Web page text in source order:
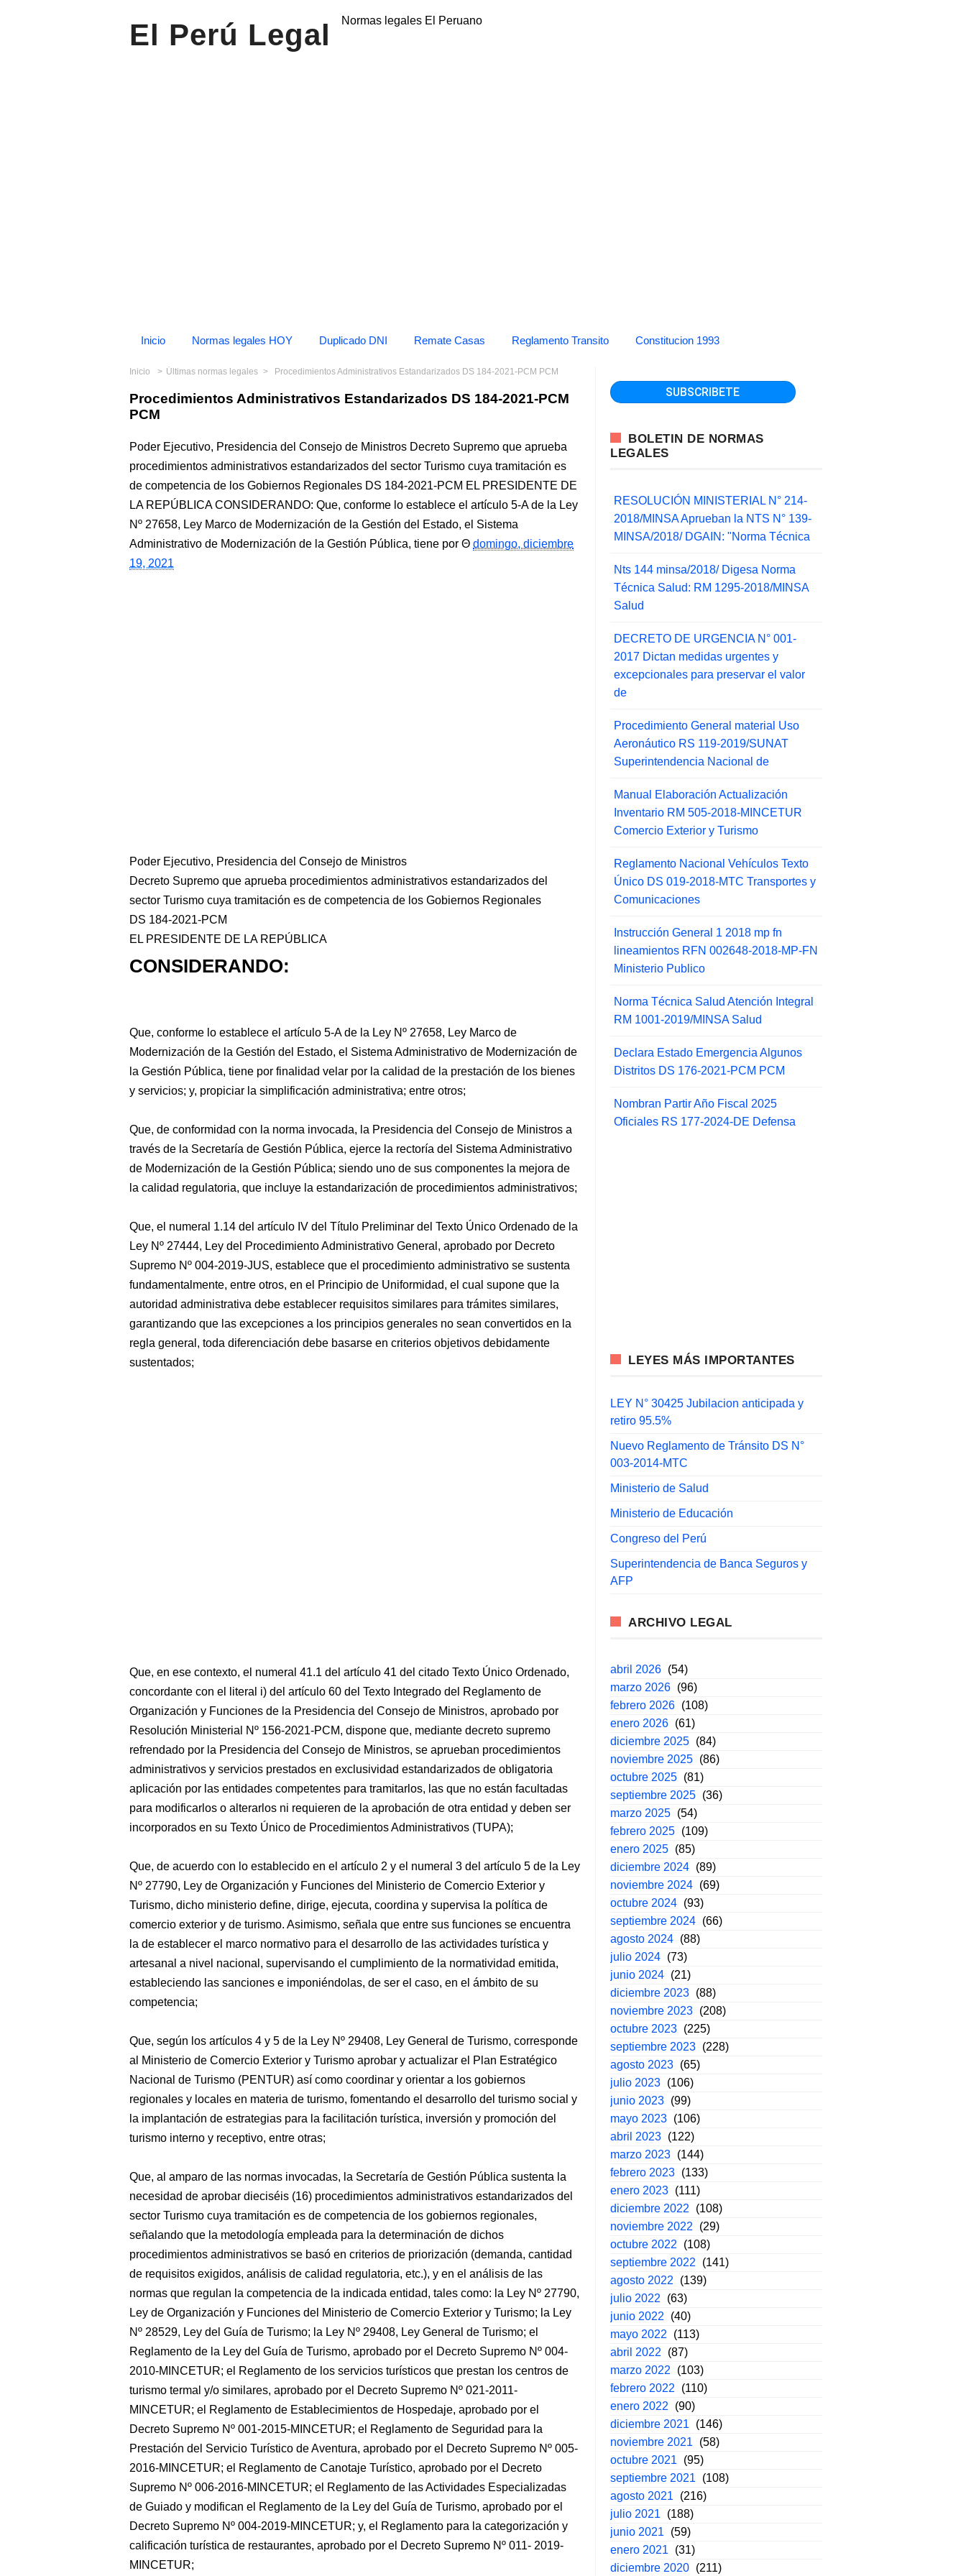
El Perú Legal Normas legales El Peruano
Inicio Normas legales HOY Duplicado DNI Remate Casas Reglamento Transito Constitucion 1993
Inicio Últimas normas legales Procedimientos Administrativos Estandarizados DS 184-2021-PCM PCM
Procedimientos Administrativos Estandarizados DS 184-2021-PCM
PCM
Poder Ejecutivo, Presidencia del Consejo de Ministros Decreto Supremo que aprueba
procedimientos administrativos estandarizados del sector Turismo cuya tramitación es
de competencia de los Gobiernos Regionales DS 184-2021-PCM EL PRESIDENTE DE
LA REPÚBLICA CONSIDERANDO: Que, conforme lo establece el artículo 5-A de la Ley
Nº 27658, Ley Marco de Modernización de la Gestión del Estado, el Sistema
Administrativo de Modernización de la Gestión Pública, tiene por
domingo, diciembre
19, 2021
Poder Ejecutivo, Presidencia del Consejo de Ministros
Decreto Supremo que aprueba procedimientos administrativos estandarizados del
sector Turismo cuya tramitación es de competencia de los Gobiernos Regionales
DS 184-2021-PCM
EL PRESIDENTE DE LA REPÚBLICA
CONSIDERANDO:
Que, conforme lo establece el artículo 5-A de la Ley Nº 27658, Ley Marco de
Modernización de la Gestión del Estado, el Sistema Administrativo de Modernización de
la Gestión Pública, tiene por finalidad velar por la calidad de la prestación de los bienes
y servicios; y, propiciar la simplificación administrativa; entre otros;
Que, de conformidad con la norma invocada, la Presidencia del Consejo de Ministros a
través de la Secretaría de Gestión Pública, ejerce la rectoría del Sistema Administrativo
de Modernización de la Gestión Pública; siendo uno de sus componentes la mejora de
la calidad regulatoria, que incluye la estandarización de procedimientos administrativos;
Que, el numeral 1.14 del artículo IV del Título Preliminar del Texto Único Ordenado de la
Ley Nº 27444, Ley del Procedimiento Administrativo General, aprobado por Decreto
Supremo Nº 004-2019-JUS, establece que el procedimiento administrativo se sustenta
fundamentalmente, entre otros, en el Principio de Uniformidad, el cual supone que la
autoridad administrativa debe establecer requisitos similares para trámites similares,
garantizando que las excepciones a los principios generales no sean convertidos en la
regla general, toda diferenciación debe basarse en criterios objetivos debidamente
sustentados;
Que, en ese contexto, el numeral 41.1 del artículo 41 del citado Texto Único Ordenado,
concordante con el literal i) del artículo 60 del Texto Integrado del Reglamento de
Organización y Funciones de la Presidencia del Consejo de Ministros, aprobado por
Resolución Ministerial Nº 156-2021-PCM, dispone que, mediante decreto supremo
refrendado por la Presidencia del Consejo de Ministros, se aprueban procedimientos
administrativos y servicios prestados en exclusividad estandarizados de obligatoria
aplicación por las entidades competentes para tramitarlos, las que no están facultadas
para modificarlos o alterarlos ni requieren de la aprobación de otra entidad y deben ser
incorporados en su Texto Único de Procedimientos Administrativos (TUPA);
Que, de acuerdo con lo establecido en el artículo 2 y el numeral 3 del artículo 5 de la Ley
Nº 27790, Ley de Organización y Funciones del Ministerio de Comercio Exterior y
Turismo, dicho ministerio define, dirige, ejecuta, coordina y supervisa la política de
comercio exterior y de turismo. Asimismo, señala que entre sus funciones se encuentra
la de establecer el marco normativo para el desarrollo de las actividades turística y
artesanal a nivel nacional, supervisando el cumplimiento de la normatividad emitida,
estableciendo las sanciones e imponiéndolas, de ser el caso, en el ámbito de su
competencia;
Que, según los artículos 4 y 5 de la Ley Nº 29408, Ley General de Turismo, corresponde
al Ministerio de Comercio Exterior y Turismo aprobar y actualizar el Plan Estratégico
Nacional de Turismo (PENTUR) así como coordinar y orientar a los gobiernos
regionales y locales en materia de turismo, fomentando el desarrollo del turismo social y
la implantación de estrategias para la facilitación turística, inversión y promoción del
turismo interno y receptivo, entre otras;
Que, al amparo de las normas invocadas, la Secretaría de Gestión Pública sustenta la
necesidad de aprobar dieciséis (16) procedimientos administrativos estandarizados del
sector Turismo cuya tramitación es de competencia de los gobiernos regionales,
señalando que la metodología empleada para la determinación de dichos
procedimientos administrativos se basó en criterios de priorización (demanda, cantidad
de requisitos exigidos, análisis de calidad regulatoria, etc.), y en el análisis de las
normas que regulan la competencia de la indicada entidad, tales como: la Ley Nº 27790,
Ley de Organización y Funciones del Ministerio de Comercio Exterior y Turismo; la Ley
Nº 28529, Ley del Guía de Turismo; la Ley Nº 29408, Ley General de Turismo; el
Reglamento de la Ley del Guía de Turismo, aprobado por el Decreto Supremo Nº 004-
2010-MINCETUR; el Reglamento de los servicios turísticos que prestan los centros de
turismo termal y/o similares, aprobado por el Decreto Supremo Nº 021-2011-
MINCETUR; el Reglamento de Establecimientos de Hospedaje, aprobado por el
Decreto Supremo Nº 001-2015-MINCETUR; el Reglamento de Seguridad para la
Prestación del Servicio Turístico de Aventura, aprobado por el Decreto Supremo Nº 005-
2016-MINCETUR; el Reglamento de Canotaje Turístico, aprobado por el Decreto
Supremo Nº 006-2016-MINCETUR; el Reglamento de las Actividades Especializadas
de Guiado y modifican el Reglamento de la Ley del Guía de Turismo, aprobado por el
Decreto Supremo Nº 004-2019-MINCETUR; y, el Reglamento para la categorización y
calificación turística de restaurantes, aprobado por el Decreto Supremo Nº 011- 2019-
MINCETUR;
BOLETIN DE NORMAS
LEGALES
RESOLUCIÓN MINISTERIAL N° 214-
2018/MINSA Aprueban la NTS N° 139-
MINSA/2018/ DGAIN: "Norma Técnica
Nts 144 minsa/2018/ Digesa Norma
Técnica Salud: RM 1295-2018/MINSA
Salud
DECRETO DE URGENCIA N° 001-
2017 Dictan medidas urgentes y
excepcionales para preservar el valor
de
Procedimiento General material Uso
Aeronáutico RS 119-2019/SUNAT
Superintendencia Nacional de
Manual Elaboración Actualización
Inventario RM 505-2018-MINCETUR
Comercio Exterior y Turismo
Reglamento Nacional Vehículos Texto
Único DS 019-2018-MTC Transportes y
Comunicaciones
Instrucción General 1 2018 mp fn
lineamientos RFN 002648-2018-MP-FN
Ministerio Publico
Norma Técnica Salud Atención Integral
RM 1001-2019/MINSA Salud
Declara Estado Emergencia Algunos
Distritos DS 176-2021-PCM PCM
Nombran Partir Año Fiscal 2025
Oficiales RS 177-2024-DE Defensa
LEYES MÁS IMPORTANTES
LEY N° 30425 Jubilacion anticipada y
retiro 95.5%
Nuevo Reglamento de Tránsito DS N°
003-2014-MTC
Ministerio de Salud
Ministerio de Educación
Congreso del Perú
Superintendencia de Banca Seguros y
AFP
ARCHIVO LEGAL
abril 2026 (54)
marzo 2026 (96)
febrero 2026 (108)
enero 2026 (61)
diciembre 2025 (84)
noviembre 2025 (86)
octubre 2025 (81)
septiembre 2025 (36)
marzo 2025 (54)
febrero 2025 (109)
enero 2025 (85)
diciembre 2024 (89)
noviembre 2024 (69)
octubre 2024 (93)
septiembre 2024 (66)
agosto 2024 (88)
julio 2024 (73)
junio 2024 (21)
diciembre 2023 (88)
noviembre 2023 (208)
octubre 2023 (225)
septiembre 2023 (228)
agosto 2023 (65)
julio 2023 (106)
junio 2023 (99)
mayo 2023 (106)
abril 2023 (122)
marzo 2023 (144)
febrero 2023 (133)
enero 2023 (111)
diciembre 2022
(108)
noviembre 2022
(29)
octubre 2022
(108)
septiembre 2022
(141)
agosto 2022
(139)
julio 2022
(63)
junio 2022
(40)
mayo 2022
(113)
abril 2022
(87)
marzo 2022
(103)
febrero 2022
(110)
enero 2022
(90)
diciembre 2021
(146)
noviembre 2021
(58)
octubre 2021
(95)
septiembre 2021
(108)
agosto 2021
(216)
julio 2021
(188)
junio 2021
(59)
enero 2021
(31)
diciembre 2020 (211)